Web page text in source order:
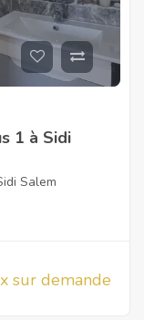
1 à Sidi
Salem
sur demande